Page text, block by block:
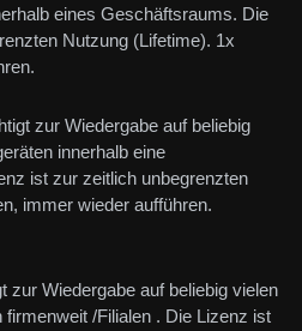
eines Geschäftsraums. Die
Nutzung (Lifetime). 1x
zur Wiedergabe auf beliebig
innerhalb eine
ist zur zeitlich unbegrenzten
immer wieder aufführen.
zur Wiedergabe auf beliebig vielen
firmenweit /Filialen . Die Lizenz ist